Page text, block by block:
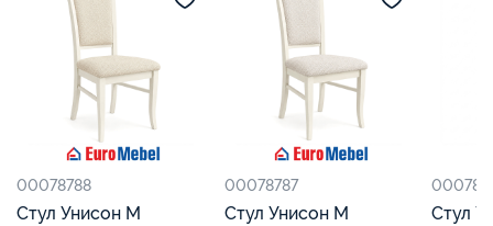
00078788
Стул Унисон М
00078787
Стул Унисон М
Стул